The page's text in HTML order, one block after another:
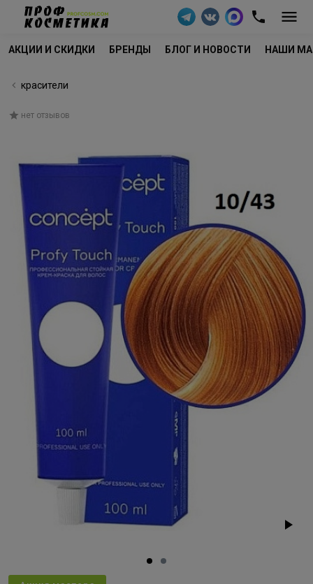
АКЦИИ И СКИДКИ БРЕНДЫ БЛОГ И НОВОСТИ НАШИ
красители
нет отзывов